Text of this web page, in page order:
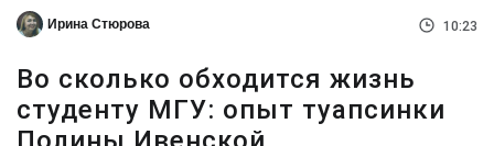
Ирина Стюрова 10:23
Во сколько обходится жизнь
студенту МГУ: опыт туапсинки